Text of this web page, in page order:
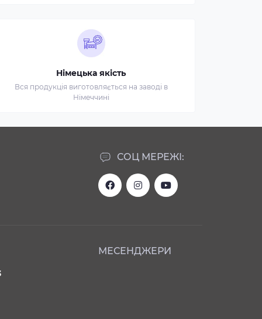
Німецька якість
Вся продукція виготовляється на заводі в
Німеччині
СОЦ МЕРЕЖІ:
МЕСЕНДЖЕРИ